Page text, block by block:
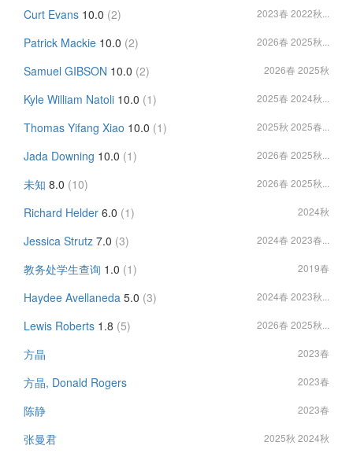
Curt Evans 10.0 (2) 2023春 2022秋...
Patrick Mackie 10.0 (2) 2026春 2025秋...
Samuel GIBSON 10.0 (2) 2026春 2025秋
Kyle William Natoli 10.0 (1) 2025春 2024秋...
Thomas Yifang Xiao 10.0 (1) 2025秋 2025春...
Jada Downing 10.0 (1) 2026春 2025秋...
未知 8.0 (10) 2026春 2025秋...
Richard Helder 6.0 (1) 2024秋
Jessica Strutz 7.0 (3) 2024春 2023春...
教务处学生查询 1.0 (1) 2019春
Haydee Avellaneda 5.0 (3) 2024春 2023秋...
Lewis Roberts 1.8 (5) 2026春 2025秋...
方晶 2023春
方晶, Donald Rogers 2023春
陈静 2023春
张曼君 2025秋 2024秋